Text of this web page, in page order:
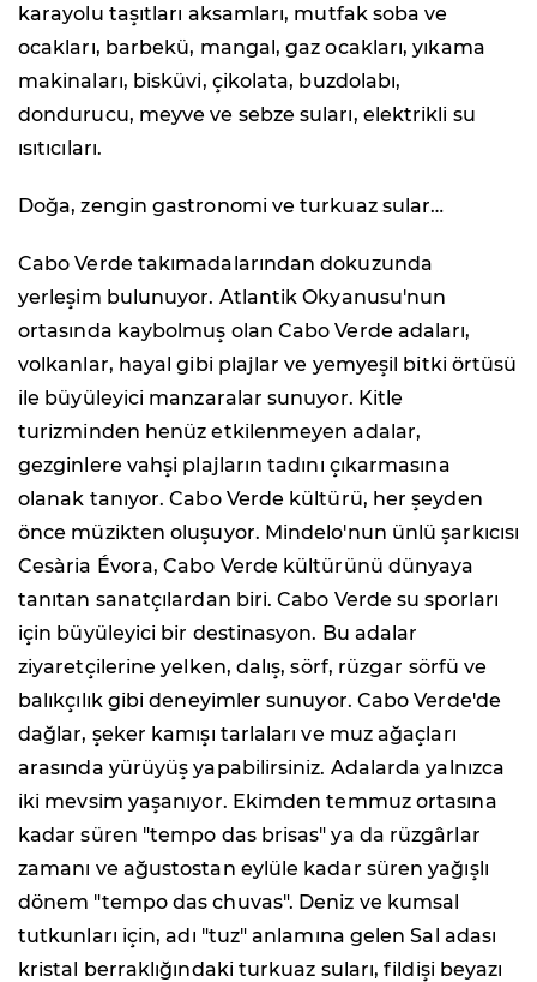
karayolu taşıtları aksamları, mutfak soba ve
ocakları, barbekü, mangal, gaz ocakları, yıkama
makinaları, bisküvi, çikolata, buzdolabı,
dondurucu, meyve ve sebze suları, elektrikli su
ısıtıcıları.
Doğa, zengin gastronomi ve turkuaz sular…
Cabo Verde takımadalarından dokuzunda
yerleşim bulunuyor. Atlantik Okyanusu'nun
ortasında kaybolmuş olan Cabo Verde adaları,
volkanlar, hayal gibi plajlar ve yemyeşil bitki örtüsü
ile büyüleyici manzaralar sunuyor. Kitle
turizminden henüz etkilenmeyen adalar,
gezginlere vahşi plajların tadını çıkarmasına
olanak tanıyor. Cabo Verde kültürü, her şeyden
önce müzikten oluşuyor. Mindelo'nun ünlü şarkıcısı
Cesària Évora, Cabo Verde kültürünü dünyaya
tanıtan sanatçılardan biri. Cabo Verde su sporları
için büyüleyici bir destinasyon. Bu adalar
ziyaretçilerine yelken, dalış, sörf, rüzgar sörfü ve
balıkçılık gibi deneyimler sunuyor. Cabo Verde'de
dağlar, şeker kamışı tarlaları ve muz ağaçları
arasında yürüyüş yapabilirsiniz. Adalarda yalnızca
iki mevsim yaşanıyor. Ekimden temmuz ortasına
kadar süren "tempo das brisas" ya da rüzgârlar
zamanı ve ağustostan eylüle kadar süren yağışlı
dönem "tempo das chuvas". Deniz ve kumsal
tutkunları için, adı "tuz" anlamına gelen Sal adası
kristal berraklığındaki turkuaz suları, fildişi beyazı